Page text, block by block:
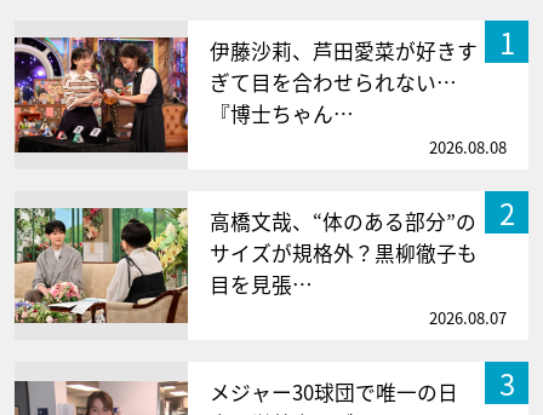
1
伊藤沙莉、芦田愛菜が好きす
ぎて目を合わせられない…
『博士ちゃん…
2026.08.08
2
高橋文哉、“体のある部分”の
サイズが規格外？黒柳徹子も
目を見張…
2026.08.07
3
メジャー30球団で唯一の日